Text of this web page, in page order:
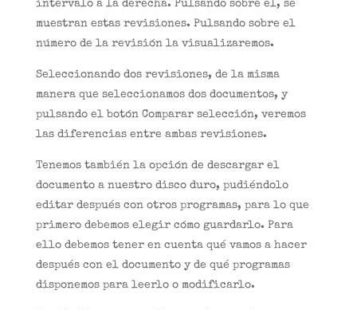
intervalo a la derecha. Pulsando sobre él, se
muestran estas revisiones. Pulsando sobre el
número de la revisión la visualizaremos.
Seleccionando dos revisiones, de la misma
manera que seleccionamos dos documentos, y
pulsando el botón Comparar selección, veremos
las diferencias entre ambas revisiones.
Tenemos también la opción de descargar el
documento a nuestro disco duro, pudiéndolo
editar después con otros programas, para lo que
primero debemos elegir cómo guardarlo. Para
ello debemos tener en cuenta qué vamos a hacer
después con el documento y de qué programas
disponemos para leerlo o modificarlo.